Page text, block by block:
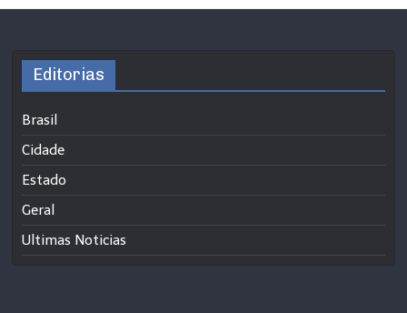
Editorias
Brasil
Cidade
Estado
Geral
Ultimas Noticias